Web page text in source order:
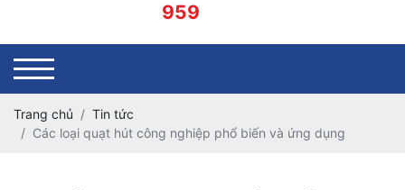
959
Trang chủ
Tin tức
Các loại quạt hút công nghiệp phổ biến và ứng dụng